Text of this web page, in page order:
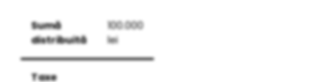
Sumă
distribuită
100.000
lei
Taxe